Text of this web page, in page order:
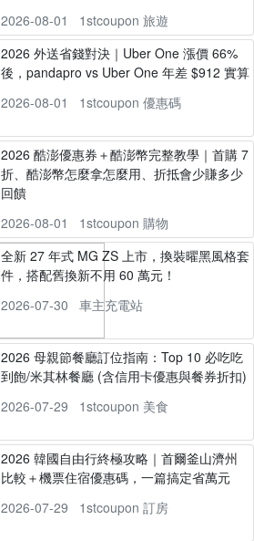
2026-08-01
1stcoupon 旅遊
2026 外送省錢對決｜Uber One 漲價 66%
後，pandapro vs Uber One 年差 $912 實算
2026-08-01
1stcoupon 優惠碼
2026 酷澎優惠券＋酷澎幣完整教學｜首購 7
折、酷澎幣怎麼拿怎麼用、折抵會少賺多少
回饋
2026-08-01
1stcoupon 購物
全新 27 年式 MG ZS 上市，換裝曜黑風格套
件，搭配舊換新不用 60 萬元！
2026-07-30
車主充電站
2026 母親節餐廳訂位指南：Top 10 必吃吃
到飽/米其林餐廳 (含信用卡優惠與餐券折扣)
2026-07-29
1stcoupon 美食
2026 韓國自由行終極攻略｜首爾釜山濟州
比較＋機票住宿優惠碼，一篇搞定省萬元
2026-07-29
1stcoupon 訂房